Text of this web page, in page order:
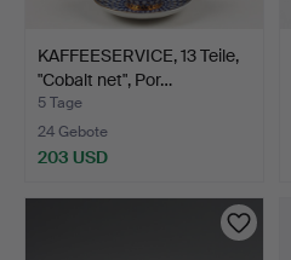
KAFFEESERVICE, 13 Teile,
"Cobalt net", Por…
5 Tage
24 Gebote
203 USD